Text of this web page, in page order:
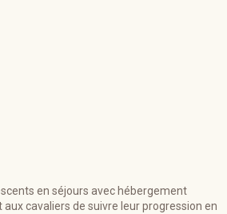
en séjours avec hébergement
cavaliers de suivre leur progression en